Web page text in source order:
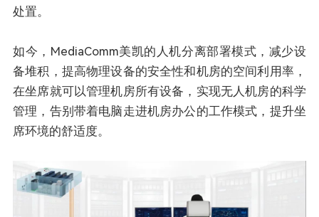
处置。
如今，MediaComm美凯的人机分离部署模式，减少设
备堆积，提高物理设备的安全性和机房的空间利用率，
在坐席就可以管理机房所有设备，实现无人机房的科学
管理，告别带着电脑走进机房办公的工作模式，提升坐
席环境的舒适度。